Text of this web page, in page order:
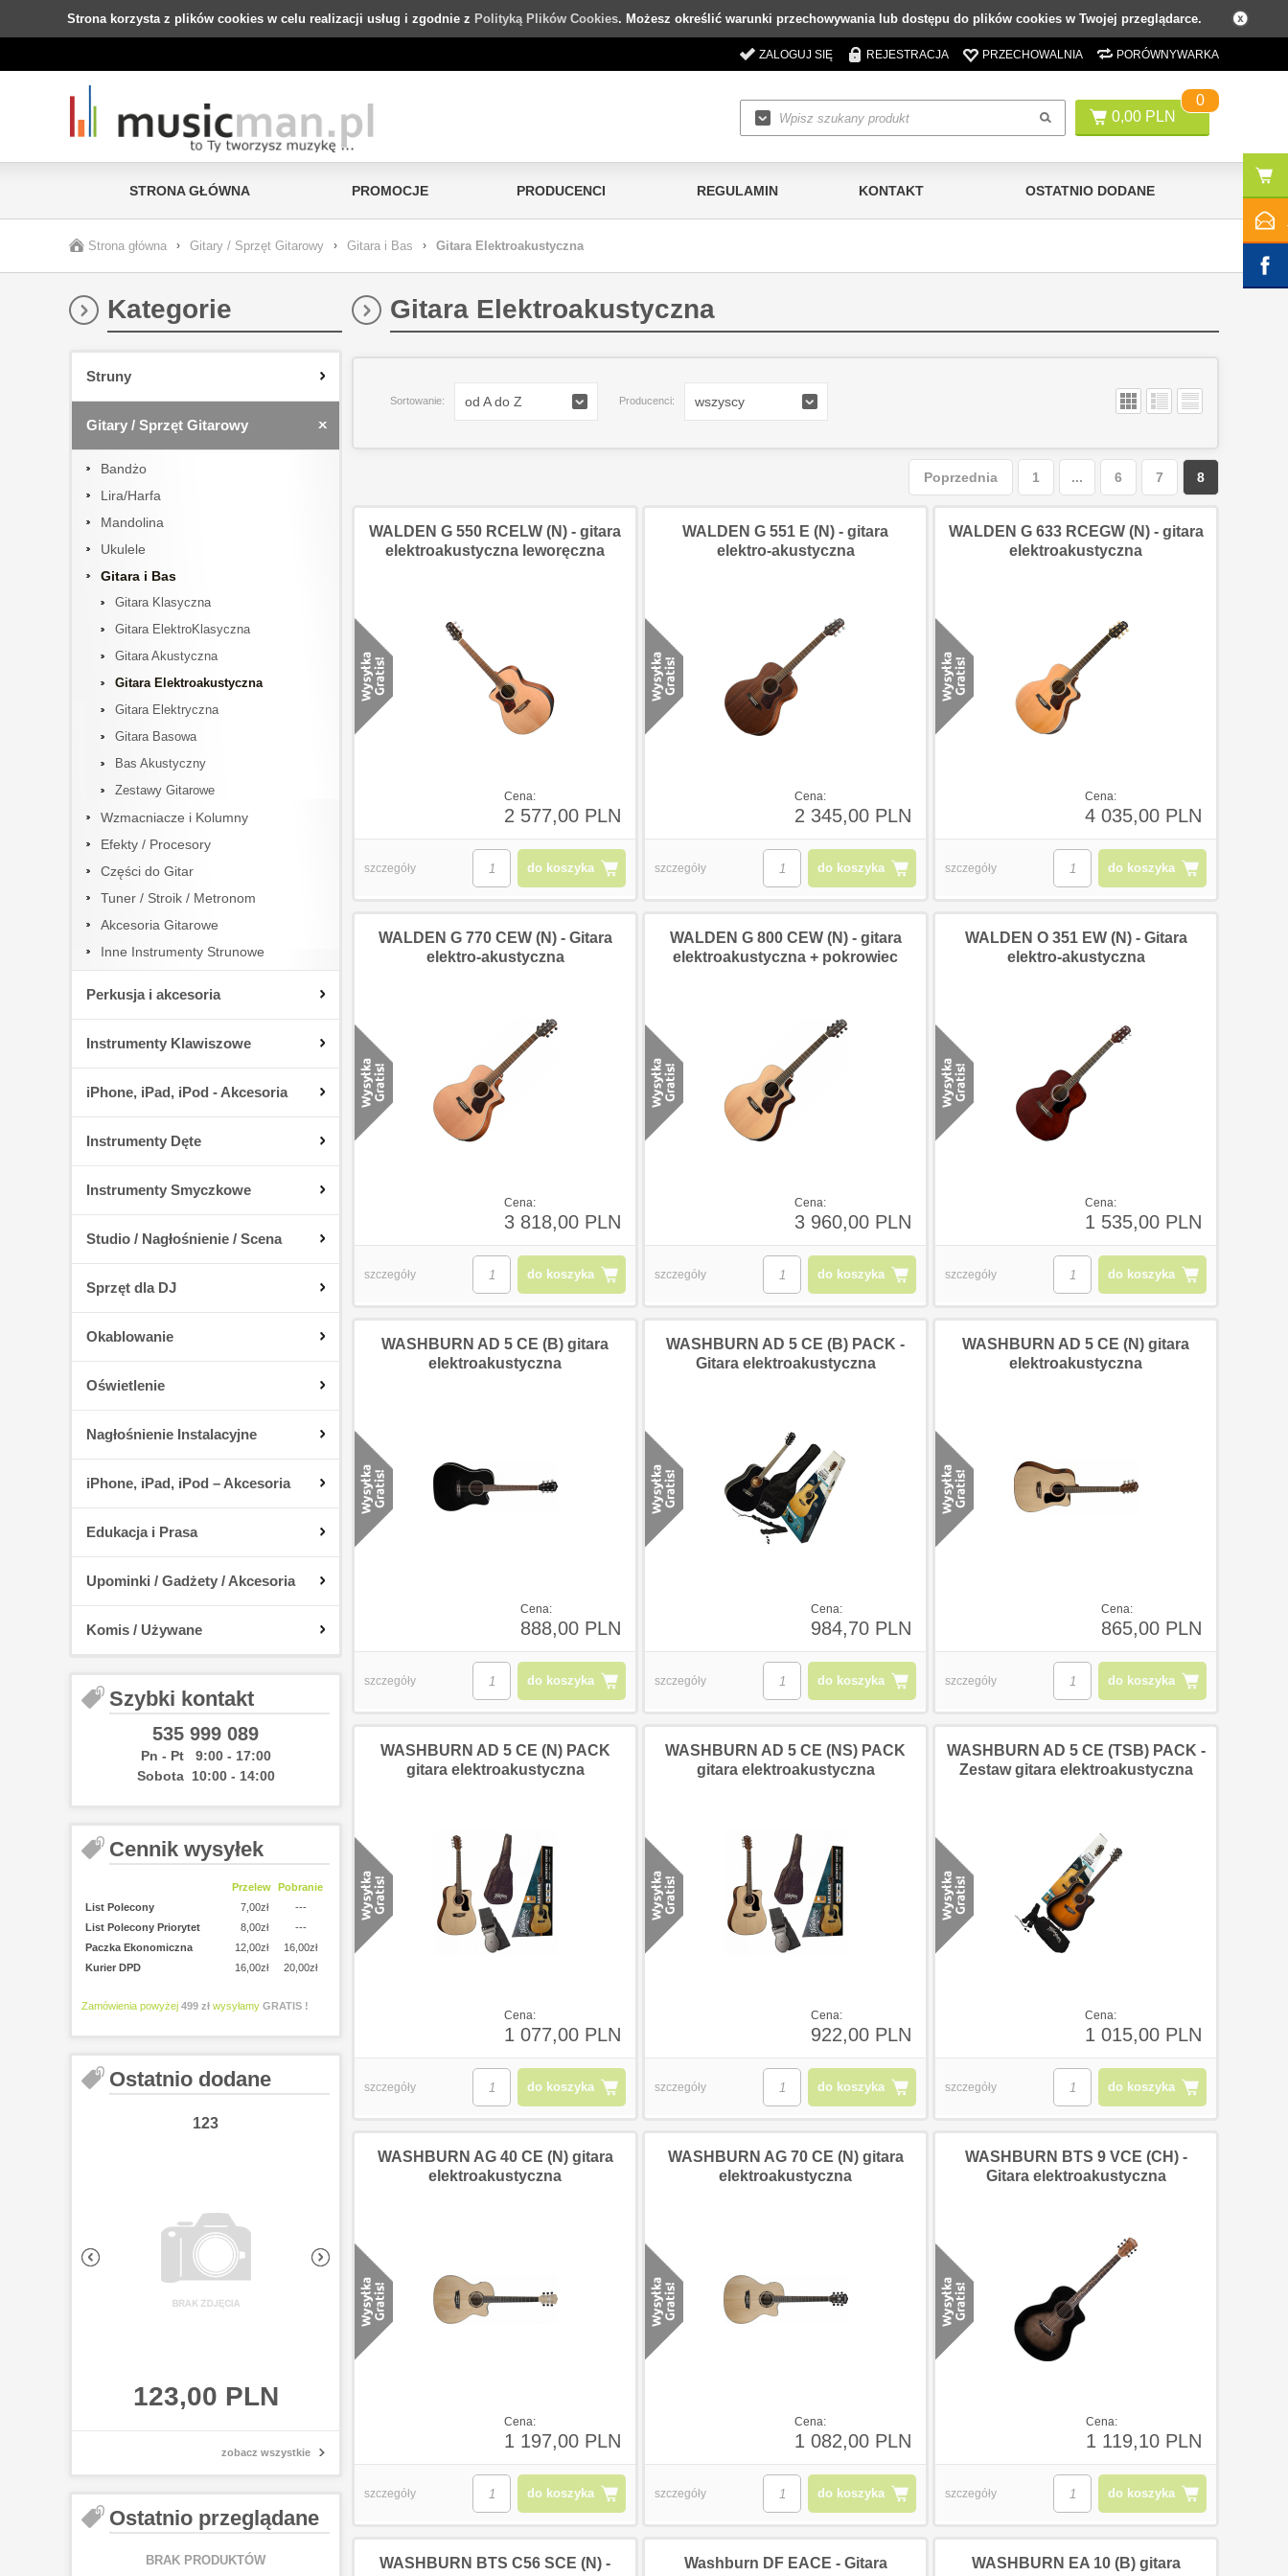
Strona korzysta z plików cookies w celu realizacji usług i zgodnie z Polityką Plików Cookies. Możesz określić warunki przechowywania lub dostępu do plików cookies w Twojej przeglądarce.
ZALOGUJ SIĘ REJESTRACJA PRZECHOWALNIA PORÓWNYWARKA
0,00 PLN
0
STRONA GŁÓWNA PROMOCJE PRODUCENCI REGULAMIN KONTAKT OSTATNIO DODANE
Strona główna › Gitary / Sprzęt Gitarowy › Gitara i Bas › Gitara Elektroakustyczna
Kategorie
Struny
Gitary / Sprzęt Gitarowy
Bandżo
Lira/Harfa
Mandolina
Ukulele
Gitara i Bas
Gitara Klasyczna
Gitara ElektroKlasyczna
Gitara Akustyczna
Gitara Elektroakustyczna
Gitara Elektryczna
Gitara Basowa
Bas Akustyczny
Zestawy Gitarowe
Wzmacniacze i Kolumny
Efekty / Procesory
Części do Gitar
Tuner / Stroik / Metronom
Akcesoria Gitarowe
Inne Instrumenty Strunowe
Perkusja i akcesoria
Instrumenty Klawiszowe
iPhone, iPad, iPod - Akcesoria
Instrumenty Dęte
Instrumenty Smyczkowe
Studio / Nagłośnienie / Scena
Sprzęt dla DJ
Okablowanie
Oświetlenie
Nagłośnienie Instalacyjne
iPhone, iPad, iPod – Akcesoria
Edukacja i Prasa
Upominki / Gadżety / Akcesoria
Komis / Używane
Szybki kontakt
535 999 089
Pn - Pt 9:00 - 17:00
Sobota 10:00 - 14:00
Cennik wysyłek
Przelew Pobranie
List Polecony
7,00zł
---
List Polecony Priorytet
8,00zł
---
Paczka Ekonomiczna
12,00zł
16,00zł
Kurier DPD
16,00zł 20,00zł
Zamówienia powyżej 499 zł wysyłamy GRATIS !
Ostatnio dodane
123
123,00 PLN
123 123 123 123
zobacz wszystkie
Ostatnio przeglądane
BRAK PRODUKTÓW
Gitara Elektroakustyczna
Sortowanie: od A do Z Producenci: wszyscy
Poprzednia 1 ... 6 7 8
Cena:
2 577,00 PLN
WALDEN G 550 RCELW (N) - gitara
elektroakustyczna leworęczna
do koszyka
szczegóły
Cena:
2 345,00 PLN
WALDEN G 551 E (N) - gitara
elektro-akustyczna
do koszyka
szczegóły
Cena:
4 035,00 PLN
WALDEN G 633 RCEGW (N) - gitara
elektroakustyczna
do koszyka
szczegóły
Cena:
3 818,00 PLN
WALDEN G 770 CEW (N) - Gitara
elektro-akustyczna
do koszyka
szczegóły
Cena:
3 960,00 PLN
WALDEN G 800 CEW (N) - gitara
elektroakustyczna + pokrowiec
do koszyka
szczegóły
Cena:
1 535,00 PLN
WALDEN O 351 EW (N) - Gitara
elektro-akustyczna
do koszyka
szczegóły
Cena:
888,00 PLN
WASHBURN AD 5 CE (B) gitara
elektroakustyczna
do koszyka
szczegóły
Cena:
984,70 PLN
WASHBURN AD 5 CE (B) PACK -
Gitara elektroakustyczna
do koszyka
szczegóły
Cena:
865,00 PLN
WASHBURN AD 5 CE (N) gitara
elektroakustyczna
do koszyka
szczegóły
Cena:
1 077,00 PLN
WASHBURN AD 5 CE (N) PACK
gitara elektroakustyczna
do koszyka
szczegóły
Cena:
922,00 PLN
WASHBURN AD 5 CE (NS) PACK
gitara elektroakustyczna
do koszyka
szczegóły
Cena:
1 015,00 PLN
WASHBURN AD 5 CE (TSB) PACK -
Zestaw gitara elektroakustyczna
do koszyka
szczegóły
Cena:
1 197,00 PLN
WASHBURN AG 40 CE (N) gitara
elektroakustyczna
do koszyka
szczegóły
Cena:
1 082,00 PLN
WASHBURN AG 70 CE (N) gitara
elektroakustyczna
do koszyka
szczegóły
Cena:
1 119,10 PLN
WASHBURN BTS 9 VCE (CH) -
Gitara elektroakustyczna
do koszyka
szczegóły
WASHBURN BTS C56 SCE (N) -
Washburn DF EACE - Gitara
WASHBURN EA 10 (B) gitara